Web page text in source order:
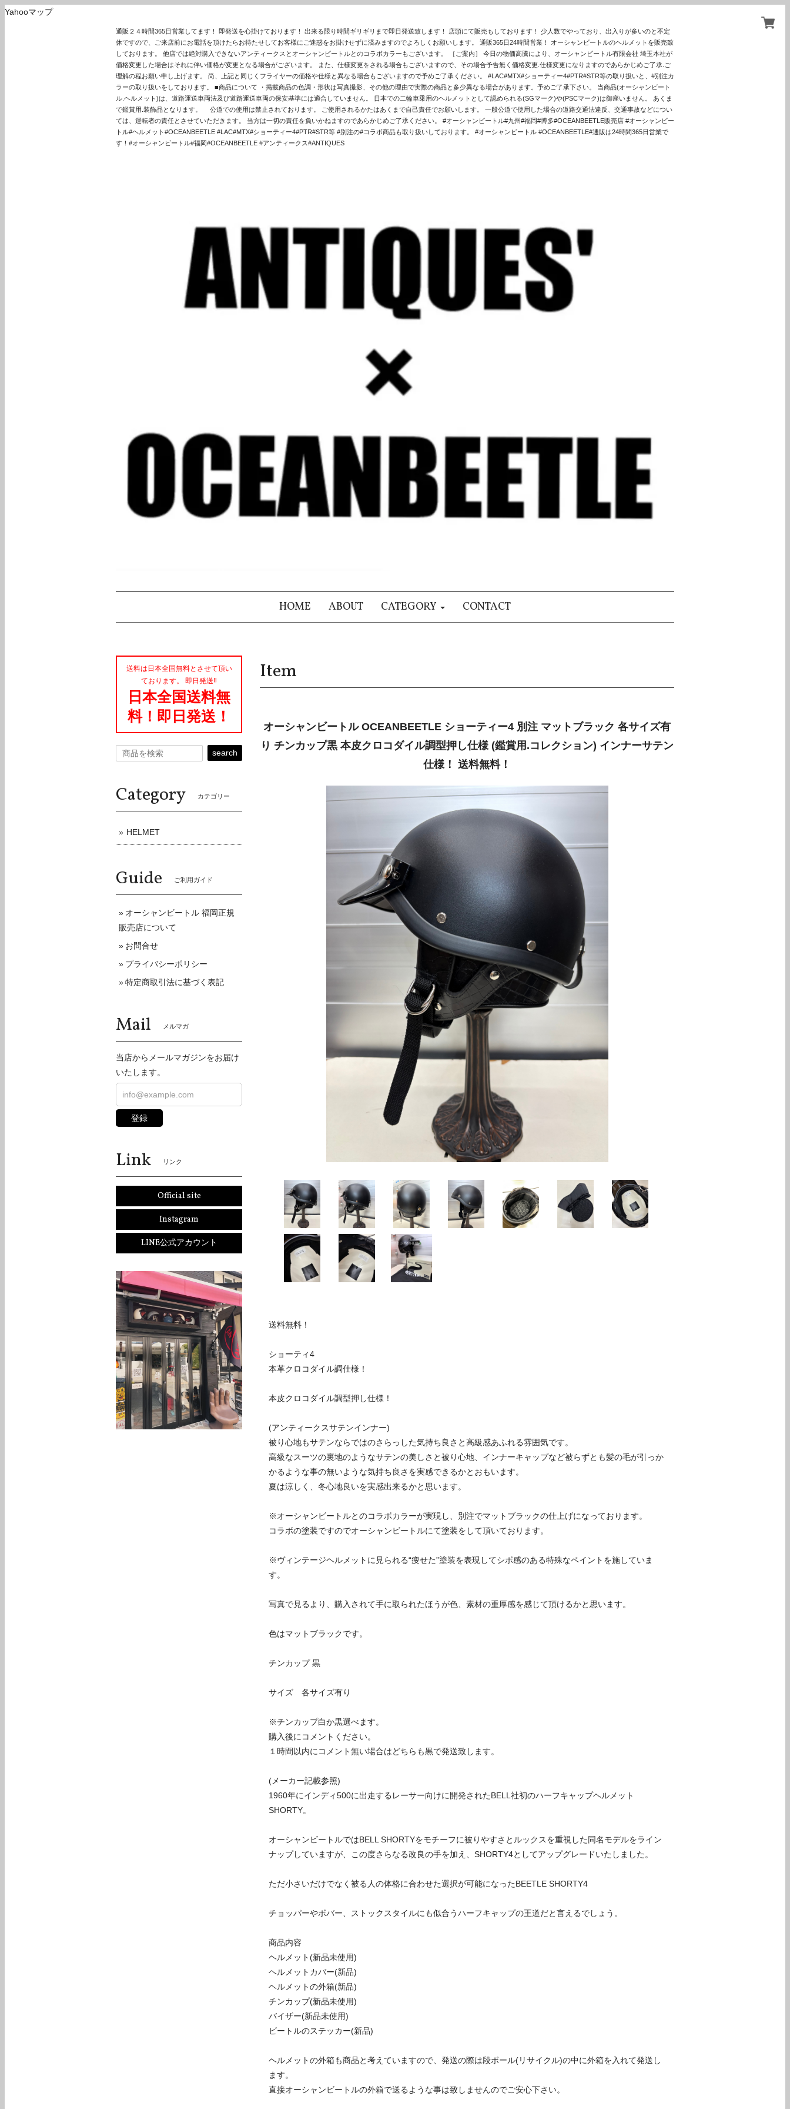
Yahooマップ
通販２４時間365日営業してます！ 即発送を心掛けております！ 出来る限り時間ギリギリまで即日発送致します！ 店頭にて販売もしております！ 少人数でやっており、出入りが多いのと不定
休ですので、ご来店前にお電話を頂けたらお待たせしてお客様にご迷惑をお掛けせずに済みますのでよろしくお願いします。 通販365日24時間営業！ オーシャンビートルのヘルメットを販売致
しております。 他店では絶対購入できないアンティークスとオーシャンビートルとのコラボカラーもございます。 ［ご案内］ 今日の物価高騰により、オーシャンビートル有限会社 埼玉本社が
価格変更した場合はそれに伴い価格が変更となる場合がございます。 また、仕様変更をされる場合もございますので、その場合予告無く価格変更.仕様変更になりますのであらかじめご了承.ご
理解の程お願い申し上げます。 尚、上記と同じくフライヤーの価格や仕様と異なる場合もございますので予めご了承ください。 #LAC#MTX#ショーティー4#PTR#STR等の取り扱いと、#別注カ
ラーの取り扱いをしております。 ■商品について ・掲載商品の色調・形状は写真撮影、その他の理由で実際の商品と多少異なる場合があります。予めご了承下さい。 当商品(オーシャンビート
ル.ヘルメット)は、道路運送車両法及び道路運送車両の保安基準には適合していません。 日本での二輪車乗用のヘルメットとして認められる(SGマーク)や(PSCマーク)は御座いません。 あくま
で鑑賞用.装飾品となります。 公道での使用は禁止されております。 ご使用されるかたはあくまで自己責任でお願いします。 一般公道で使用した場合の道路交通法違反、交通事故などについ
ては、運転者の責任とさせていただきます。 当方は一切の責任を負いかねますのであらかじめご了承ください。 #オーシャンビートル#九州#福岡#博多#OCEANBEETLE販売店 #オーシャンビー
トル#ヘルメット#OCEANBEETLE #LAC#MTX#ショーティー4#PTR#STR等 #別注の#コラボ商品も取り扱いしております。 #オーシャンビートル #OCEANBEETLE#通販は24時間365日営業で
す！#オーシャンビートル#福岡#OCEANBEETLE #アンティークス#ANTIQUES
HOME ABOUT CATEGORY CONTACT
Item
オーシャンビートル OCEANBEETLE ショーティー4 別注 マットブラック 各サイズ有
り チンカップ黒 本皮クロコダイル調型押し仕様 (鑑賞用.コレクション) インナーサテン
仕様！ 送料無料！
送料無料！
ショーティ4
本革クロコダイル調仕様！
本皮クロコダイル調型押し仕様！
(アンティークスサテンインナー)
被り心地もサテンならではのさらっした気持ち良さと高級感あふれる雰囲気です。
高級なスーツの裏地のようなサテンの美しさと被り心地、インナーキャップなど被らずとも髪の毛が引っか
かるような事の無いような気持ち良さを実感できるかとおもいます。
夏は涼しく、冬心地良いを実感出来るかと思います。
※オーシャンビートルとのコラボカラーが実現し、別注でマットブラックの仕上げになっております。
コラボの塗装ですのでオーシャンビートルにて塗装をして頂いております。
※ヴィンテージヘルメットに見られる“痩せた”塗装を表現してシボ感のある特殊なペイントを施していま
す。
写真で見るより、購入されて手に取られたほうが色、素材の重厚感を感じて頂けるかと思います。
色はマットブラックです。
チンカップ 黒
サイズ 各サイズ有り
※チンカップ白か黒選べます。
購入後にコメントください。
１時間以内にコメント無い場合はどちらも黒で発送致します。
(メーカー記載参照)
1960年にインディ500に出走するレーサー向けに開発されたBELL社初のハーフキャップヘルメット
SHORTY。
オーシャンビートルではBELL SHORTYをモチーフに被りやすさとルックスを重視した同名モデルをライン
ナップしていますが、この度さらなる改良の手を加え、SHORTY4としてアップグレードいたしました。
ただ小さいだけでなく被る人の体格に合わせた選択が可能になったBEETLE SHORTY4
チョッパーやボバー、ストックスタイルにも似合うハーフキャップの王道だと言えるでしょう。
商品内容
ヘルメット(新品未使用)
ヘルメットカバー(新品)
ヘルメットの外箱(新品)
チンカップ(新品未使用)
バイザー(新品未使用)
ビートルのステッカー(新品)
ヘルメットの外箱も商品と考えていますので、発送の際は段ボール(リサイクル)の中に外箱を入れて発送し
ます。
直接オーシャンビートルの外箱で送るような事は致しませんのでご安心下さい。
送料は日本全国無料とさせて頂い
ております。 即日発送‼︎
日本全国送料無
料！即日発送！
search
Category カテゴリー
HELMET
Guide ご利用ガイド
オーシャンビートル 福岡正規
販売店について
お問合せ
プライバシーポリシー
特定商取引法に基づく表記
Mail メルマガ
当店からメールマガジンをお届け
いたします。
登録
Link リンク
Official site
Instagram
LINE公式アカウント